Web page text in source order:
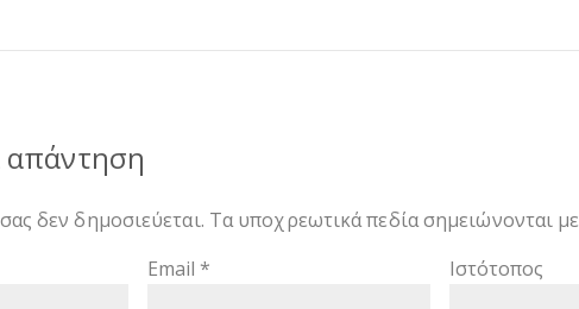
απάντηση
δεν δημοσιεύεται. Τα υποχρεωτικά πεδία σημειώνονται με
Email * Ιστότοπος